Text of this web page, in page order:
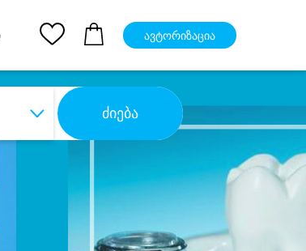
ავტორიზაცია
ძიება
დანაზოგით